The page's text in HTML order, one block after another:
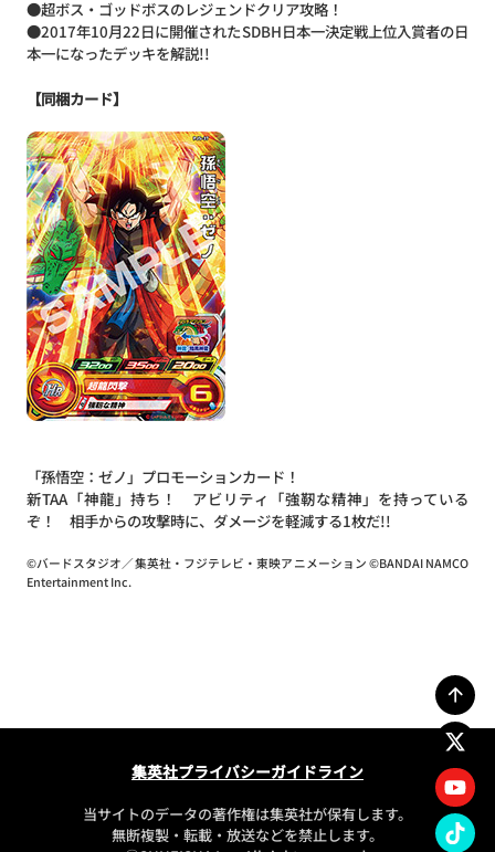
●超ボス・ゴッドボスのレジェンドクリア攻略！
●2017年10月22日に開催されたSDBH日本一決定戦上位入賞者の日
本一になったデッキを解説!!
【同梱カード】
「孫悟空：ゼノ」プロモーションカード！
新TAA「神龍」持ち！ アビリティ「強靭な精神」を持っている
ぞ！ 相手からの攻撃時に、ダメージを軽減する1枚だ!!
©バードスタジオ／集英社・フジテレビ・東映アニメーション ©BANDAI NAMCO
Entertainment Inc.
集英社プライバシーガイドライン
当サイトのデータの著作権は集英社が保有します。
無断複製・転載・放送などを禁止します。